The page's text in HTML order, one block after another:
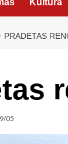
Kultūra
PRADĖTAS
05